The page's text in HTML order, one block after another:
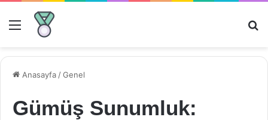
Menü
Anasayfa /Genel
Gümüş Sunumluk: